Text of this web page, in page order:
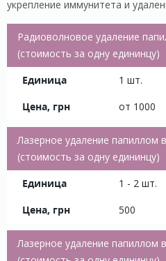
укрепление иммунитета и
Радиоволновое удаление
(стоимость за одну едининцу)
1 шт.
от 1000
Лазерное удаление папиллом
(стоимость за одну едининцу)
1 - 2 шт.
500
Лазерное удаление папиллом